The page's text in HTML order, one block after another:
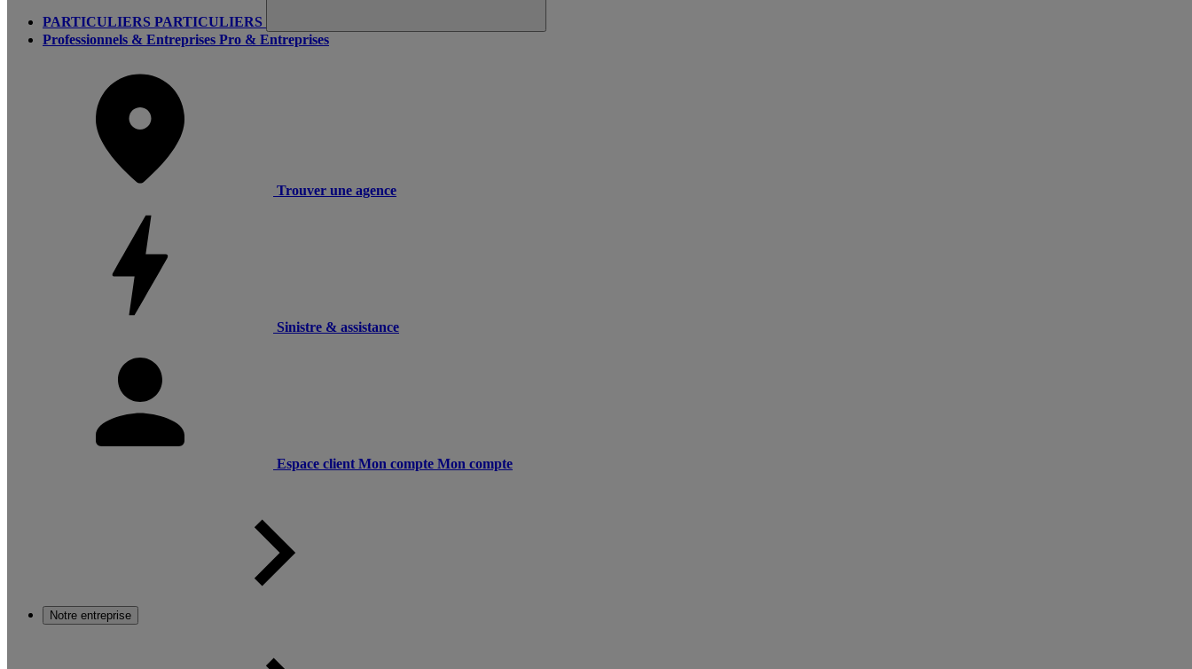
PARTICULIERS PARTICULIERS
Professionnels & Entreprises Pro & Entreprises
Trouver une agence
Sinistre & assistance
Espace client Mon compte Mon compte
Notre entreprise